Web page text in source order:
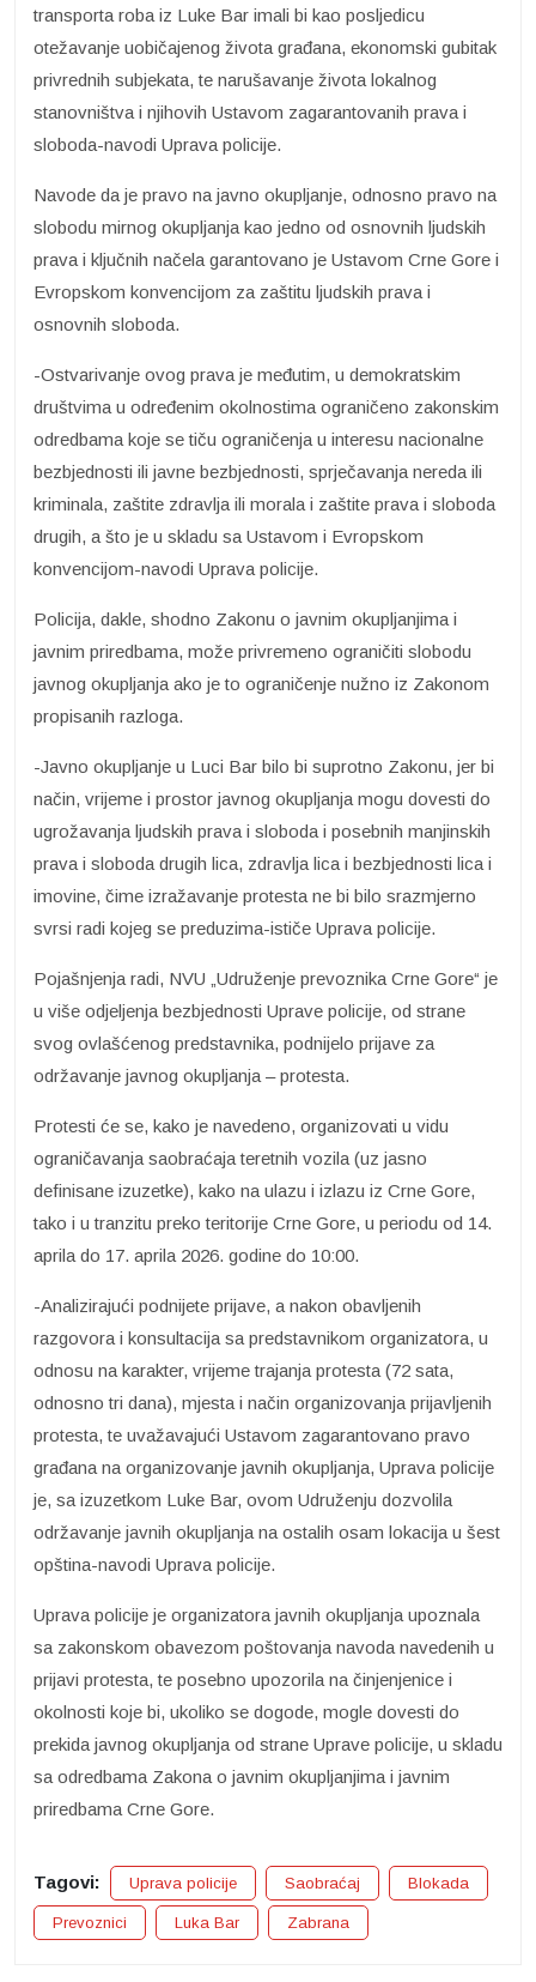
transporta roba iz Luke Bar imali bi kao posljedicu
otežavanje uobičajenog života građana, ekonomski gubitak
privrednih subjekata, te narušavanje života lokalnog
stanovništva i njihovih Ustavom zagarantovanih prava i
sloboda-navodi Uprava policije.
Navode da je pravo na javno okupljanje, odnosno pravo na
slobodu mirnog okupljanja kao jedno od osnovnih ljudskih
prava i ključnih načela garantovano je Ustavom Crne Gore i
Evropskom konvencijom za zaštitu ljudskih prava i
osnovnih sloboda.
-Ostvarivanje ovog prava je međutim, u demokratskim
društvima u određenim okolnostima ograničeno zakonskim
odredbama koje se tiču ograničenja u interesu nacionalne
bezbjednosti ili javne bezbjednosti, sprječavanja nereda ili
kriminala, zaštite zdravlja ili morala i zaštite prava i sloboda
drugih, a što je u skladu sa Ustavom i Evropskom
konvencijom-navodi Uprava policije.
Policija, dakle, shodno Zakonu o javnim okupljanjima i
javnim priredbama, može privremeno ograničiti slobodu
javnog okupljanja ako je to ograničenje nužno iz Zakonom
propisanih razloga.
-Javno okupljanje u Luci Bar bilo bi suprotno Zakonu, jer bi
način, vrijeme i prostor javnog okupljanja mogu dovesti do
ugrožavanja ljudskih prava i sloboda i posebnih manjinskih
prava i sloboda drugih lica, zdravlja lica i bezbjednosti lica i
imovine, čime izražavanje protesta ne bi bilo srazmjerno
svrsi radi kojeg se preduzima-ističe Uprava policije.
Pojašnjenja radi, NVU „Udruženje prevoznika Crne Gore“ je
u više odjeljenja bezbjednosti Uprave policije, od strane
svog ovlašćenog predstavnika, podnijelo prijave za
održavanje javnog okupljanja – protesta.
Protesti će se, kako je navedeno, organizovati u vidu
ograničavanja saobraćaja teretnih vozila (uz jasno
definisane izuzetke), kako na ulazu i izlazu iz Crne Gore,
tako i u tranzitu preko teritorije Crne Gore, u periodu od 14.
aprila do 17. aprila 2026. godine do 10:00.
-Analizirajući podnijete prijave, a nakon obavljenih
razgovora i konsultacija sa predstavnikom organizatora, u
odnosu na karakter, vrijeme trajanja protesta (72 sata,
odnosno tri dana), mjesta i način organizovanja prijavljenih
protesta, te uvažavajući Ustavom zagarantovano pravo
građana na organizovanje javnih okupljanja, Uprava policije
je, sa izuzetkom Luke Bar, ovom Udruženju dozvolila
održavanje javnih okupljanja na ostalih osam lokacija u šest
opština-navodi Uprava policije.
Uprava policije je organizatora javnih okupljanja upoznala
sa zakonskom obavezom poštovanja navoda navedenih u
prijavi protesta, te posebno upozorila na činjenjenice i
okolnosti koje bi, ukoliko se dogode, mogle dovesti do
prekida javnog okupljanja od strane Uprave policije, u skladu
sa odredbama Zakona o javnim okupljanjima i javnim
priredbama Crne Gore.
Tagovi: Uprava policije Saobraćaj Blokada
Prevoznici Luka Bar Zabrana